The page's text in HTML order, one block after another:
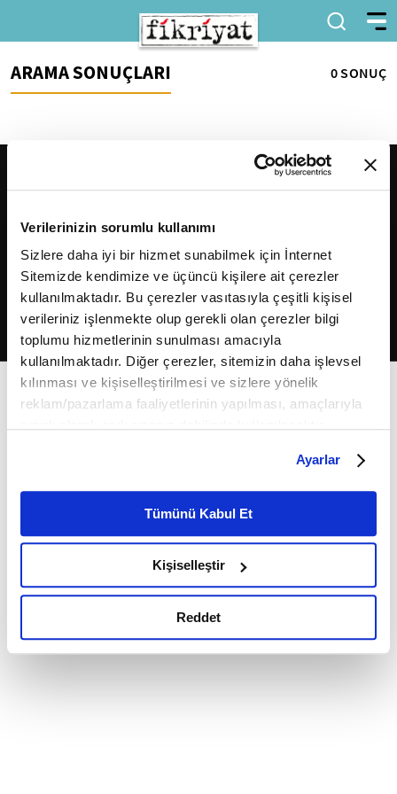
Verilerinizin sorumlu kullanımı
Sizlere daha iyi bir hizmet sunabilmek için İnternet
Sitemizde kendimize ve üçüncü kişilere ait çerezler
kullanılmaktadır. Bu çerezler vasıtasıyla çeşitli kişisel
verileriniz işlenmekte olup gerekli olan çerezler bilgi
toplumu hizmetlerinin sunulması amacıyla
kullanılmaktadır. Diğer çerezler, sitemizin daha işlevsel
kılınması ve kişiselleştirilmesi ve sizlere yönelik
reklam/pazarlama faaliyetlerinin yapılması, amaçlarıyla
belirleyebilirsiniz. Çerezlere ilişkin detaylı bilgi için
Ayarlar butonuna tıklayabilir,Çerez Bilgilendirme
Metnimizi ziyaret edebilirsiniz.
6698 sayılı Kişisel Verilerin Korunması Kanunu uyarınca
okumak ve sitemizi ziyaretiniz kapsamında
gerçekleştirilen veri işleme faaliyetleri ile ilgili daha
detaylı bilgi almak için lütfentıklayınız.
Ayarlar
Tümünü Kabul Et
Kişiselleştir
Reddet
ARAMA SONUÇLARI 0 SONUÇ
2026Fikriyat. Tüm hakları saklıdır.